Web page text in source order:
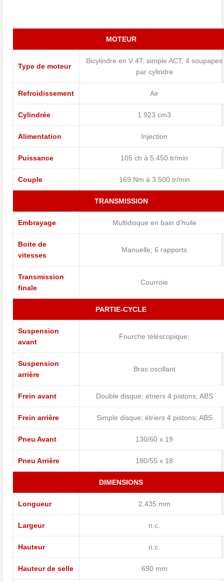
MOTEUR
Type de moteur
Bicylindre en V 4T; simple ACT, 4 soupapes
par cylindre
Refroidissement Air
Cylindrée 1.923 cm3
Alimentation Injection
Puissance 105 ch à 5.450 tr/min
Couple 169 Nm à 3.500 tr/min
TRANSMISSION
Embrayage Multidisque en bain d’huile
Boite de
vitesses
Manuelle; 6 rapports
Transmission
finale
Courroie
PARTIE-CYCLE
Suspension
avant
Fourche téléscopique;
Suspension
arrière
Bras oscillant
Frein avant Double disque; étriers 4 pistons; ABS
Frein arrière Simple disque; étriers 4 pistons; ABS
Pneu Avant 130/60 x 19
Pneu Arrière 180/55 x 18
DIMENSIONS
Longueur 2.435 mm
Largeur n.c.
Hauteur n.c.
Hauteur de selle 690 mm